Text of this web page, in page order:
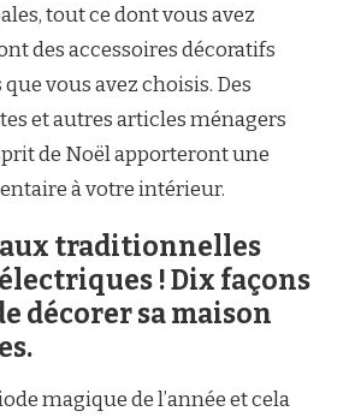
tout ce dont vous avez
des accessoires décoratifs
vous avez choisis. Des
et autres articles ménagers
de Noël apporteront une
à votre intérieur.
aux traditionnelles
! Dix façons
décorer sa maison
magique de l’année et cela